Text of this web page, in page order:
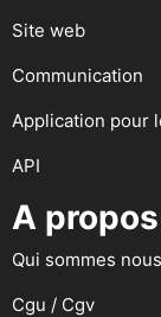
Site web
Communication
Application pour
API
A propos
Qui sommes nous
Cgu / Cgv